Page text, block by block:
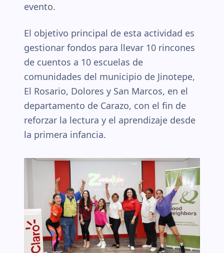
evento.
El objetivo principal de esta actividad es
gestionar fondos para llevar 10 rincones
de cuentos a 10 escuelas de
comunidades del municipio de Jinotepe,
El Rosario, Dolores y San Marcos, en el
departamento de Carazo, con el fin de
reforzar la lectura y el aprendizaje desde
la primera infancia.